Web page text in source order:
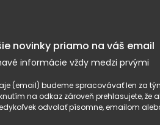
novinky priamo na váš email
informácie vždy medzi prvými
(email) budeme spracovávať len za
na odkaz zároveň prehlasujete,
odvolať písomne, emailom